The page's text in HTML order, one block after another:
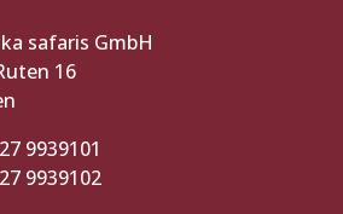
safaris GmbH
16
9939101
9939102